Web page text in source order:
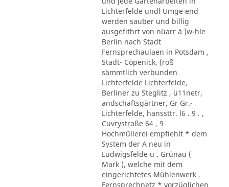
Lichterfelde undl Umge end
werden sauber und billig
ausgefithrt von nüarr ä )w-hle
Berlin nach Stadt
Fernsprechaulaen in Potsdam ,
Stadt- Cöpenick, (roß
sämmtlich verbunden
Lichterfelde Lichterfelde,
Berliner zu Steglitz , ü11netr,
andschaftsgärtner, Gr Gr.-
Lichterfelde, hanssttr. l6 . 9 . ,
Cuvrystraße 64 , 9
Hochmüllerei empfiehlt * dem
System der A neu in
Ludwigsfelde u . Grünau (
Mark ), welche mit dem
eingerichtetes Mühlenwerk ,
Fernsprechnetz * vorzüglichen